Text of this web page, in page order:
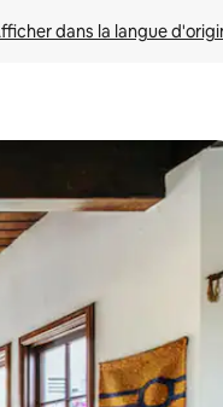
dans la langue